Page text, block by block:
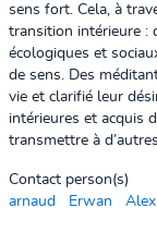
sens fort. Cela, à
transition intérieure :
écologiques et
de sens. Des
vie et clarifié leur
intérieures et acquis
transmettre à d’autres.
Contact person(s)
arnaud
Erwan